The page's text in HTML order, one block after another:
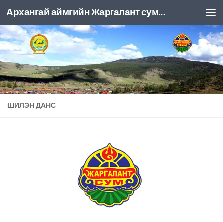
Skip to content Архангай аймгийн Жаргалант сумын ЗДТГ
ШИЛЭН ДАНС